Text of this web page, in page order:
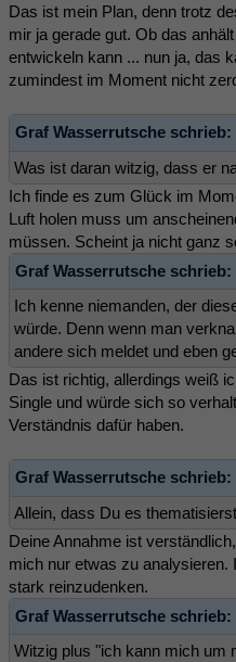
Das ist mein Plan, denn trotz
mir ja gerade gut. Ob das
entwickeln kann ... nun ja, das
zumindest im Moment nicht
Graf Wasserrutsche schrieb:
Was ist daran witzig, dass er
Ich finde es zum Glück im
Luft holen muss um
müssen. Scheint ja nicht ganz
Graf Wasserrutsche schrieb:
Ich kenne niemanden, der
würde. Denn wenn man
andere sich meldet und eben
Das ist richtig, allerdings weiß
Single und würde sich so
Verständnis dafür haben.
Graf Wasserrutsche schrieb:
Allein, dass Du es
Deine Annahme ist
mich nur etwas zu
stark reinzudenken.
Graf Wasserrutsche schrieb:
Witzig plus "ich kann mich um